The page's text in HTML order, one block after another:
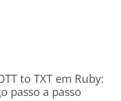
to TXT em Ruby:
passo a passo